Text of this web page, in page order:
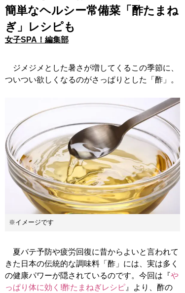
簡単なヘルシー常備菜「酢たまね
ぎ」レシピも
女子SPA！編集部
ジメジメとした暑さが増してくるこの季節に、
ついつい欲しくなるのがさっぱりとした「酢」。
※イメージです
夏バテ予防や疲労回復に昔からよいと言われて
きた日本の伝統的な調味料「酢」には、実は多く
の健康パワーが隠されているのです。今回は『や
っぱり体に効く!酢たまねぎレシピ 』より、酢の